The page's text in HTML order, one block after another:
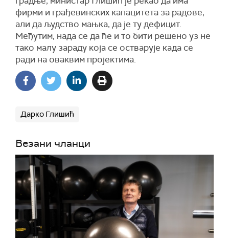
фирми и грађевинских капацитета за радове,
али да људство мањка, да је ту дефицит.
Међутим, нада се да ће и то бити решено уз не
тако малу зараду која се остварује када се
ради на оваквим пројектима.
Дарко Глишић
Везани чланци